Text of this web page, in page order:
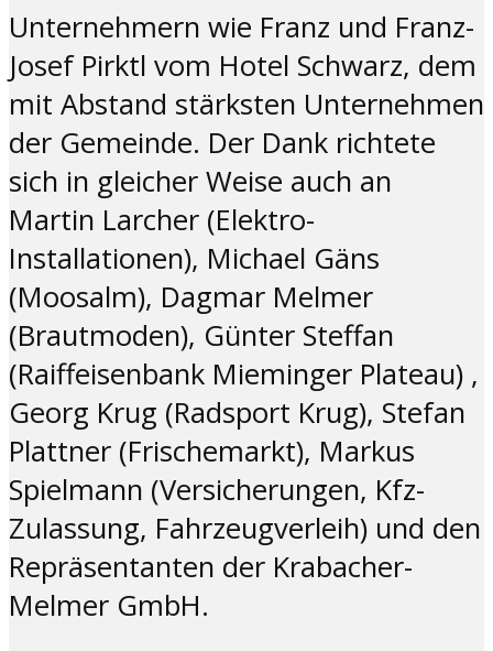
Unternehmern wie Franz und Franz-
Josef Pirktl vom Hotel Schwarz, dem
mit Abstand stärksten Unternehmen
der Gemeinde. Der Dank richtete
sich in gleicher Weise auch an
Martin Larcher (Elektro-
Installationen), Michael Gäns
(Moosalm), Dagmar Melmer
(Brautmoden), Günter Steffan
(Raiffeisenbank Mieminger Plateau) ,
Georg Krug (Radsport Krug), Stefan
Plattner (Frischemarkt), Markus
Spielmann (Versicherungen, Kfz-
Zulassung, Fahrzeugverleih) und den
Repräsentanten der Krabacher-
Melmer GmbH.